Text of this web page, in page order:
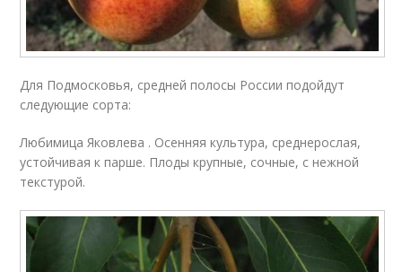
Для Подмосковья, средней полосы России подойдут
следующие сорта:
Любимица Яковлева . Осенняя культура, среднерослая,
устойчивая к парше. Плоды крупные, сочные, с нежной
текстурой.